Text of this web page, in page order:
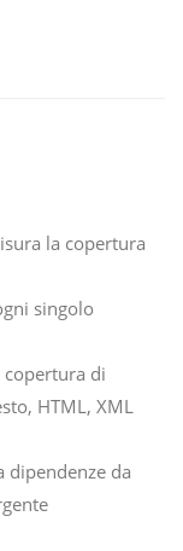
la copertura
singolo
copertura di
HTML, XML
dipendenze da